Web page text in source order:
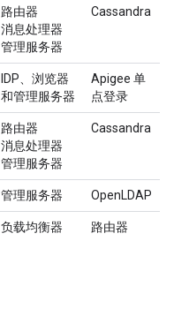
路由器
消息处理器
管理服务器
Cassandra
IDP、浏览器
和管理服务器
Apigee 单
点登录
路由器
消息处理器
管理服务器
Cassandra
管理服务器 OpenLDAP
负载均衡器 路由器